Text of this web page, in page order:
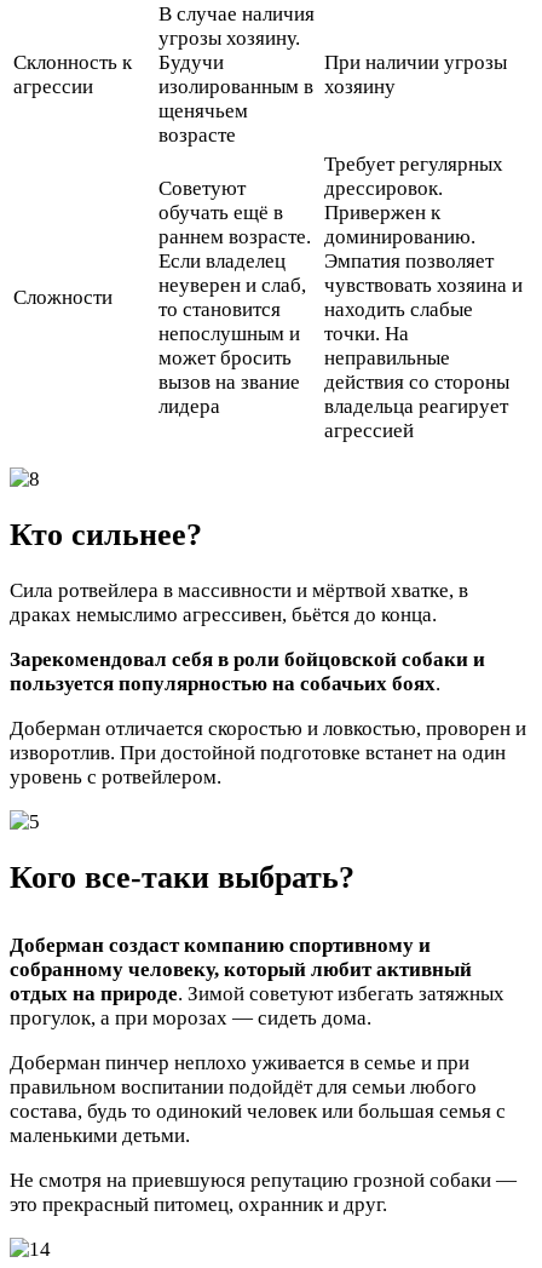
Склонность к
агрессии
В случае наличия
угрозы хозяину.
Будучи
изолированным в
щенячьем
возрасте
При наличии угрозы
хозяину
Сложности
Советуют
обучать ещё в
раннем возрасте.
Если владелец
неуверен и слаб,
то становится
непослушным и
может бросить
вызов на звание
лидера
Требует регулярных
дрессировок.
Привержен к
доминированию.
Эмпатия позволяет
чувствовать хозяина и
находить слабые
точки. На
неправильные
действия со стороны
владельца реагирует
агрессией
Кто сильнее?
Сила ротвейлера в массивности и мёртвой хватке, в
драках немыслимо агрессивен, бьётся до конца.
Зарекомендовал себя в роли бойцовской собаки и
пользуется популярностью на собачьих боях.
Доберман отличается скоростью и ловкостью, проворен и
изворотлив. При достойной подготовке встанет на один
уровень с ротвейлером.
Кого все-таки выбрать?
Доберман создаст компанию спортивному и
собранному человеку, который любит активный
отдых на природе. Зимой советуют избегать затяжных
прогулок, а при морозах — сидеть дома.
Доберман пинчер неплохо уживается в семье и при
правильном воспитании подойдёт для семьи любого
состава, будь то одинокий человек или большая семья с
маленькими детьми.
Не смотря на приевшуюся репутацию грозной собаки —
это прекрасный питомец, охранник и друг.